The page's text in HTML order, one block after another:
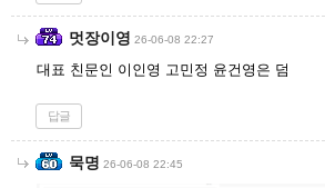
멋장이영 26-06-08 22:27
대표 친문인 이인영 고민정 윤건영은 덤
답글
묵명 26-06-08 22:45